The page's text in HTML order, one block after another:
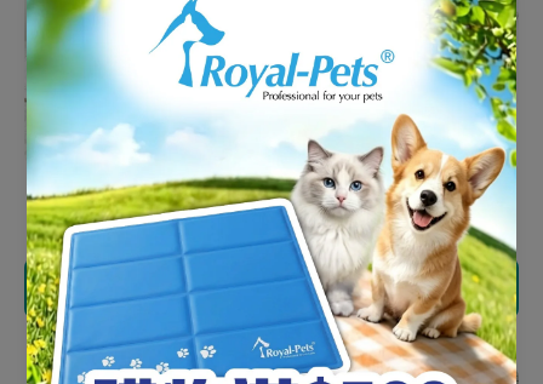
cooling mat 降溫墊
從 HK$259.00
選擇選項
人造絲降溫墊
從 HK$239.00
選擇選項